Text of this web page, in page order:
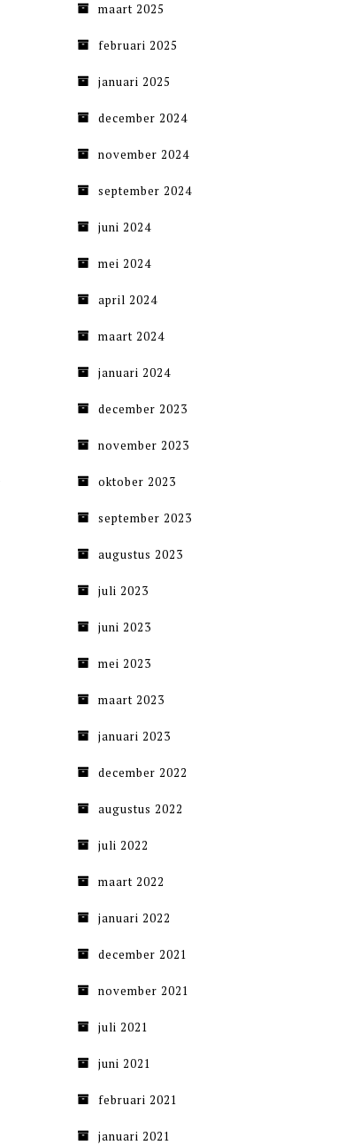
maart 2025
februari 2025
januari 2025
december 2024
november 2024
september 2024
juni 2024
mei 2024
april 2024
maart 2024
januari 2024
december 2023
november 2023
oktober 2023
september 2023
augustus 2023
juli 2023
juni 2023
mei 2023
maart 2023
januari 2023
december 2022
augustus 2022
juli 2022
maart 2022
januari 2022
december 2021
november 2021
juli 2021
juni 2021
februari 2021
januari 2021